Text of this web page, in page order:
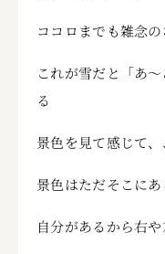
ココロまでも雑念
これが雪だと「あ
る
景色を見て感じて
景色はただそこに
自分があるから右